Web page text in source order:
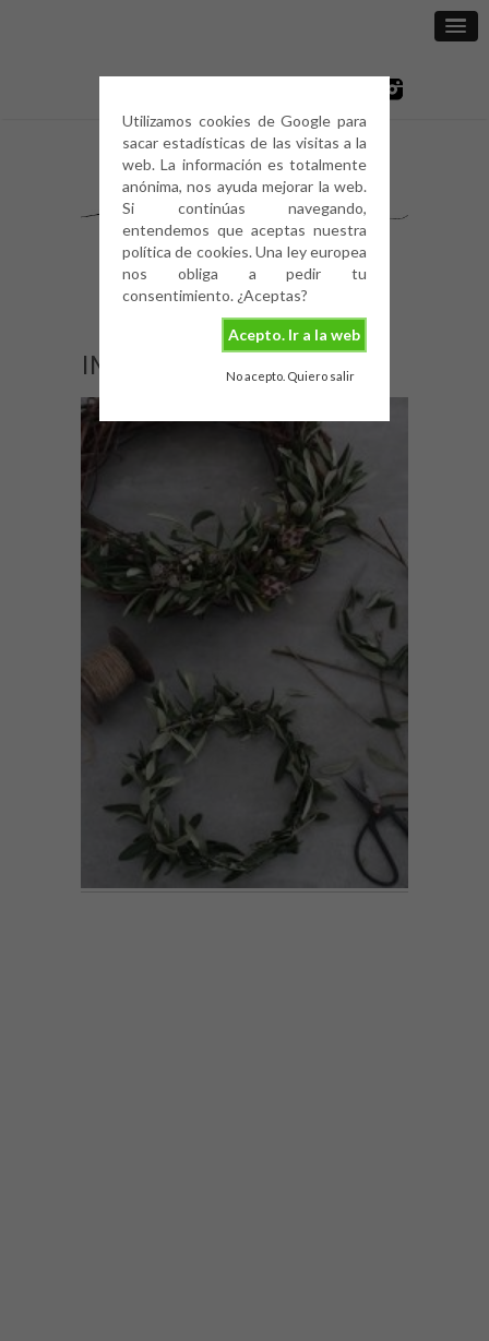
Utilizamos cookies de Google para
sacar estadísticas de las visitas a la
web. La información es totalmente
anónima, nos ayuda mejorar la web.
Si continúas navegando,
entendemos que aceptas nuestra
política de cookies. Una ley europea
nos obliga a pedir tu
consentimiento. ¿Aceptas?
Acepto. Ir a la web
No acepto. Quiero salir
IMG_1914